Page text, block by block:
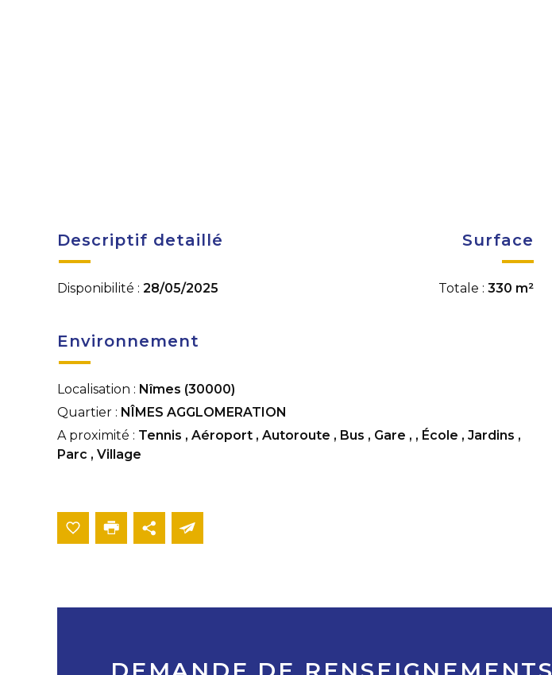
Descriptif detaillé
Disponibilité : 28/05/2025
Surface
Totale : 330 m²
Environnement
Localisation : Nîmes (30000)
Quartier : NÎMES AGGLOMERATION
A proximité : Tennis , Aéroport , Autoroute , Bus , Gare , , École , Jardins ,
Parc , Village